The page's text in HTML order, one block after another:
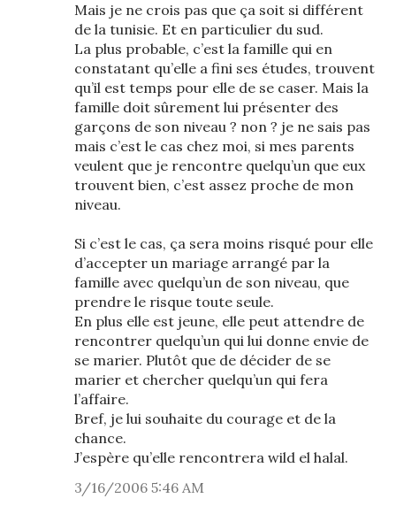
Mais je ne crois pas que ça soit si différent
de la tunisie. Et en particulier du sud.
La plus probable, c’est la famille qui en
constatant qu’elle a fini ses études, trouvent
qu’il est temps pour elle de se caser. Mais la
famille doit sûrement lui présenter des
garçons de son niveau ? non ? je ne sais pas
mais c’est le cas chez moi, si mes parents
veulent que je rencontre quelqu’un que eux
trouvent bien, c’est assez proche de mon
niveau.
Si c’est le cas, ça sera moins risqué pour elle
d’accepter un mariage arrangé par la
famille avec quelqu’un de son niveau, que
prendre le risque toute seule.
En plus elle est jeune, elle peut attendre de
rencontrer quelqu’un qui lui donne envie de
se marier. Plutôt que de décider de se
marier et chercher quelqu’un qui fera
l’affaire.
Bref, je lui souhaite du courage et de la
chance.
J’espère qu’elle rencontrera wild el halal.
3/16/2006 5:46 AM